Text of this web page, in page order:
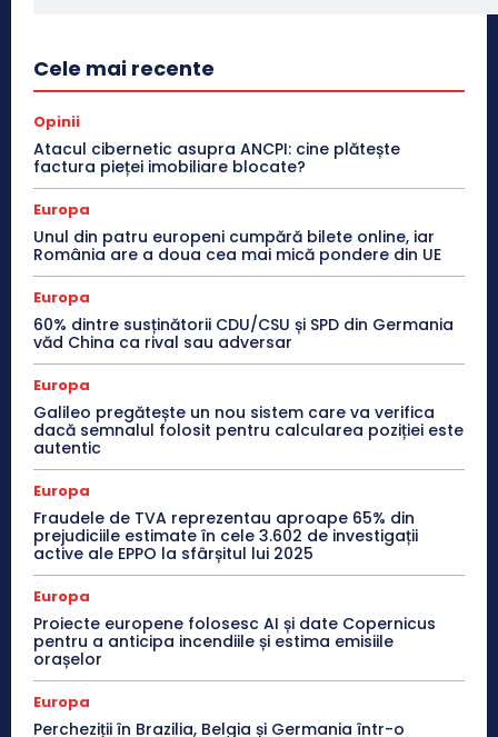
Cele mai recente
Opinii
Atacul cibernetic asupra ANCPI: cine plătește
factura pieței imobiliare blocate?
Europa
Unul din patru europeni cumpără bilete online, iar
România are a doua cea mai mică pondere din UE
Europa
60% dintre susținătorii CDU/CSU și SPD din Germania
văd China ca rival sau adversar
Europa
Galileo pregătește un nou sistem care va verifica
dacă semnalul folosit pentru calcularea poziției este
autentic
Europa
Fraudele de TVA reprezentau aproape 65% din
prejudiciile estimate în cele 3.602 de investigații
active ale EPPO la sfârșitul lui 2025
Europa
Proiecte europene folosesc AI și date Copernicus
pentru a anticipa incendiile și estima emisiile
orașelor
Europa
Percheziții în Brazilia, Belgia și Germania într-o